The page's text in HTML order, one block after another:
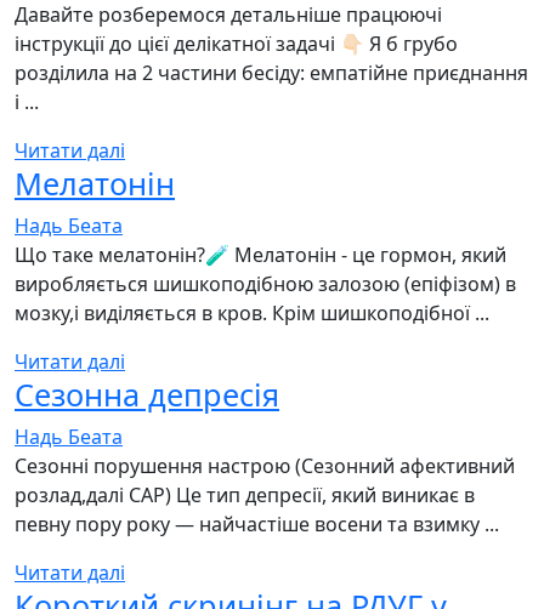
Давайте розберемося детальніше працюючі
інструкції до цієї делікатної задачі 👇🏻 Я б грубо
розділила на 2 частини бесіду: емпатійне приєднання
і ...
Читати далі
Мелатонін
Надь Беата
Що таке мелатонін?🧪 Мелатонін - це гормон, який
виробляється шишкоподібною залозою (епіфізом) в
мозку,і виділяється в кров. Крім шишкоподібної ...
Читати далі
Сезонна депресія
Надь Беата
Сезонні порушення настрою (Сезонний афективний
розлад,далі САР) Це тип депресії, який виникає в
певну пору року — найчастіше восени та взимку ...
Читати далі